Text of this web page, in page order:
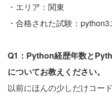
・エリア：関東
・合格された試験：
Q1：Python経歴年数と
についてお教えください。
以前にほんの少しだけコー